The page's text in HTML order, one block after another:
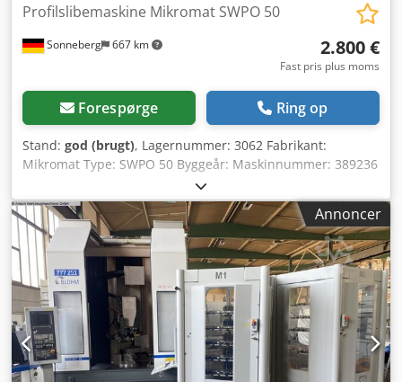
Sonneberg 667 km
Profilslibemaskine Mikromat SWPO 50
2.800 €
Fast pris plus moms
Forespørge Ring op
Stand: god (brugt), Lagernummer: 3062 Fabrikant:
Mikromat Type: SWPO 50 Byggeår: Maskinnummer: 389236
Direkte bearbejdeligt areal: 10 x 10 mm Indirekte, via
emnebevægelse: 250 x 60 mm Maksimal tykkelse: 48 mm
Slibeskiver: 150 mm Spindelhastighed: 3.500 o/min
Tegningsbord: 156 x 120 mm Bordbevægelse x-y: mm
Slibeskivestøtte x-y: 130 – 150 mm Supportrotation: 90°
højre/venstre Supportvippeområde: 10° højre/venstre
Dkjdpfxsydhn Nj Ai Isr Slibeboksrotation: 35° højre/venstre
Slibeboksvipning: 30° / 10° Slibemotoreffekt: 2.800 o/min
Udstyr: projektor, 25x forstørrelse Tilbehør: Samlet
tilslutning: 1,3 kW Vægt: 0,9 t Dimensioner: 1.600 x 1.200 x
1.600 mm Stand: god
Annoncer